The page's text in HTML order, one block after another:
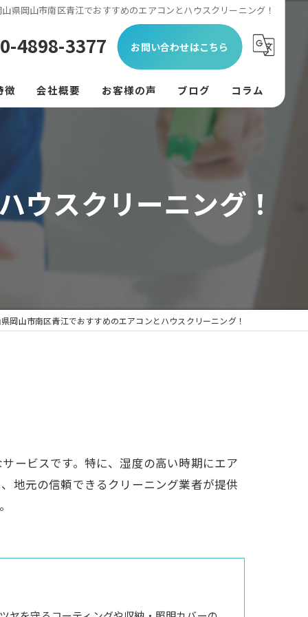
山県岡山市南区青江でおすすめのエアコンとハウスクリーニング！
4898-3377 お問い合わせはこちら
徴
ング
会社概要 お客様の声 ブログ コラム
ウスクリーニング！
岡山市南区青江でおすすめのエアコンとハウスクリーニング！
ービスです。特に、湿度の高い時期にエア
地元の信頼できるクリーニング業者が提供